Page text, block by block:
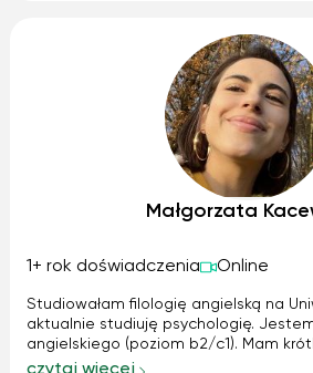
Małgorzata
1+ rok doświadczenia Online
Studiowałam filologię angielską na
aktualnie studiuję psychologię.
angielskiego (poziom b2/c1). Mam
korepetycjach z języka angielskiego,